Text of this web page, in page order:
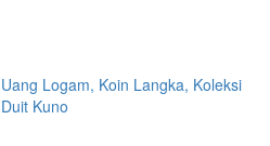
Uang Logam, Koin Langka, Koleksi
Duit Kuno